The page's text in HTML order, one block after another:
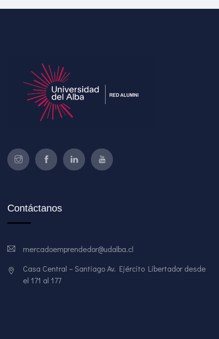
Contáctanos
mercadoemprendedor@udalba.cl
Casa Central – Santiago Av. Ejército Libertador desde
el 171 al 177